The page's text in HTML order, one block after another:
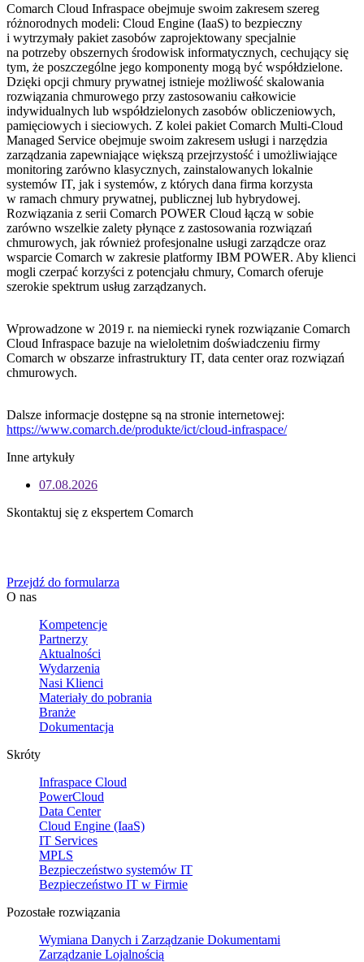
Comarch Cloud Infraspace obejmuje swoim zakresem szereg
różnorodnych modeli: Cloud Engine (IaaS) to bezpieczny
i wytrzymały pakiet zasobów zaprojektowany specjalnie
na potrzeby obszernych środowisk informatycznych, cechujący się
tym, że poszczególne jego komponenty mogą być współdzielone.
Dzięki opcji chmury prywatnej istnieje możliwość skalowania
rozwiązania chmurowego przy zastosowaniu całkowicie
indywidualnych lub współdzielonych zasobów obliczeniowych,
pamięciowych i sieciowych. Z kolei pakiet Comarch Multi-Cloud
Managed Service obejmuje swoim zakresem usługi i narzędzia
zarządzania zapewniające większą przejrzystość i umożliwiające
monitoring zarówno klasycznych, zainstalowanych lokalnie
systemów IT, jak i systemów, z których dana firma korzysta
w ramach chmury prywatnej, publicznej lub hybrydowej.
Rozwiązania z serii Comarch POWER Cloud łączą w sobie
zarówno wszelkie zalety płynące z zastosowania rozwiązań
chmurowych, jak również profesjonalne usługi zarządcze oraz
wsparcie Comarch w zakresie platformy IBM POWER. Aby klienci
mogli czerpać korzyści z potencjału chmury, Comarch oferuje
szerokie spektrum usług zarządzanych.
Wprowadzone w 2019 r. na niemiecki rynek rozwiązanie Comarch
Cloud Infraspace bazuje na wieloletnim doświadczeniu firmy
Comarch w obszarze infrastruktury IT, data center oraz rozwiązań
chmurowych.
Dalsze informacje dostępne są na stronie internetowej:
https://www.comarch.de/produkte/ict/cloud-infraspace/
Inne artykuły
07.08.2026
Skontaktuj się z ekspertem Comarch
Przejdź do formularza
O nas
Kompetencje
Partnerzy
Aktualności
Wydarzenia
Nasi Klienci
Materiały do pobrania
Branże
Dokumentacja
Skróty
Infraspace Cloud
PowerCloud
Data Center
Cloud Engine (IaaS)
IT Services
MPLS
Bezpieczeństwo systemów IT
Bezpieczeństwo IT w Firmie
Pozostałe rozwiązania
Wymiana Danych i Zarządzanie Dokumentami
Zarządzanie Lojalnością